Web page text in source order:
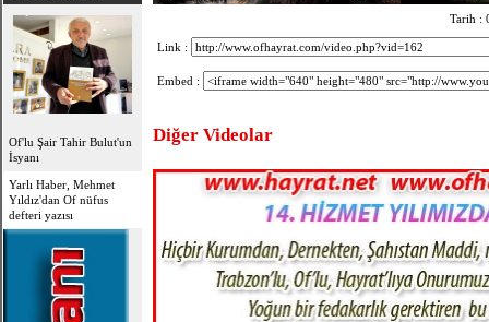
Of'lu Şair Tahir Bulut'un
İsyanı
Yarlı Haber, Mehmet
Yıldız'dan Of nüfus
defteri yazısı
Tarih :
Link :
Embed :
Diğer Videolar